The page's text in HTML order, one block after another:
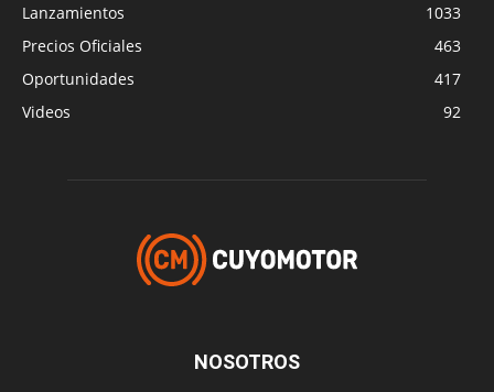
Lanzamientos
1033
Precios Oficiales
463
Oportunidades
417
Videos
92
NOSOTROS